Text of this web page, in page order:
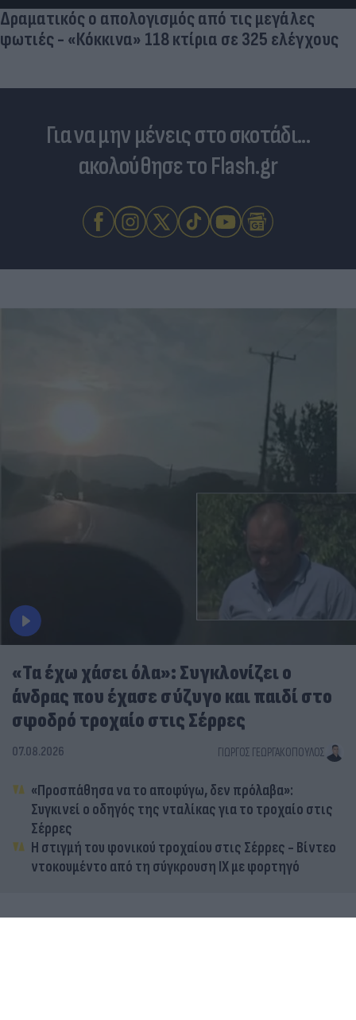
Δραματικός ο απολογισμός από τις μεγάλες
φωτιές - «Κόκκινα» 118 κτίρια σε 325 ελέγχους
Για να μην μένεις στο σκοτάδι...
ακολούθησε το Flash.gr
«Τα έχω χάσει όλα»: Συγκλονίζει ο
άνδρας που έχασε σύζυγο και παιδί στο
σφοδρό τροχαίο στις Σέρρες
07.08.2026 ΓΙΏΡΓΟΣ ΓΕΩΡΓΑΚΌΠΟΥΛΟΣ
«Προσπάθησα να το αποφύγω, δεν πρόλαβα»:
Συγκινεί ο οδηγός της νταλίκας για το τροχαίο στις
Σέρρες
Η στιγμή του φονικού τροχαίου στις Σέρρες - Βίντεο
ντοκουμέντο από τη σύγκρουση ΙΧ με φορτηγό